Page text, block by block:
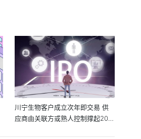
川宁生物客户成立次年即交易 供
应商由关联方或熟人控制撑起20亿